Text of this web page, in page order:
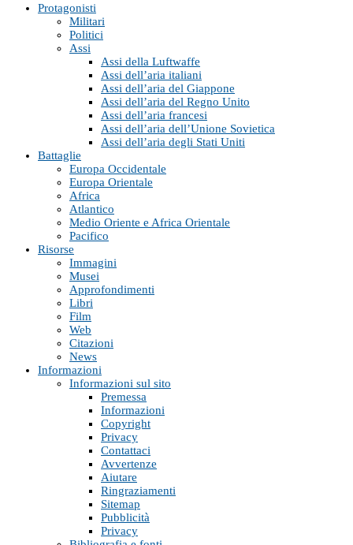
Protagonisti
Militari
Politici
Assi
Assi della Luftwaffe
Assi dell’aria italiani
Assi dell’aria del Giappone
Assi dell’aria del Regno Unito
Assi dell’aria francesi
Assi dell’aria dell’Unione Sovietica
Assi dell’aria degli Stati Uniti
Battaglie
Europa Occidentale
Europa Orientale
Africa
Atlantico
Medio Oriente e Africa Orientale
Pacifico
Risorse
Immagini
Musei
Approfondimenti
Libri
Film
Web
Citazioni
News
Informazioni
Informazioni sul sito
Premessa
Informazioni
Copyright
Privacy
Contattaci
Avvertenze
Aiutare
Ringraziamenti
Sitemap
Pubblicità
Privacy